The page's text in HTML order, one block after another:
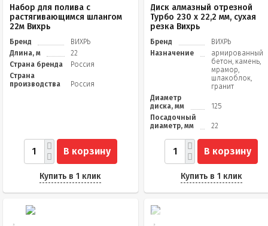
Набор для полива с
растягивающимся шлангом
22м Вихрь
Бренд
ВИХРЬ
Длина, м
22
Страна бренда
Россия
Страна
производства
Россия
В корзину
Купить в 1 клик
Диск алмазный отрезной
Турбо 230 х 22,2 мм, сухая
резка Вихрь
Бренд
ВИХРЬ
Назначение
армированный
бетон, камень,
мрамор,
шлакоблок,
гранит
Диаметр
диска, мм
125
Посадочный
диаметр, мм
22
В корзину
Купить в 1 клик